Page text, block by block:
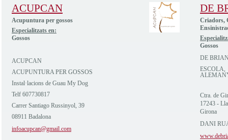
ACUPCAN
Acupuntura per gossos
Especialitzats en:
Gossos
ACUPCAN
ACUPUNTURA PER GOSSOS
Instal·lacions de Guau My Dog
Telf 607730817
Carrer Santiago Russinyol, 39
08911 Badalona
infoacupcan@gmail.com
DE
Criadors,
Gossos
DE
Ctra. de
17243 -
Girona
DANI